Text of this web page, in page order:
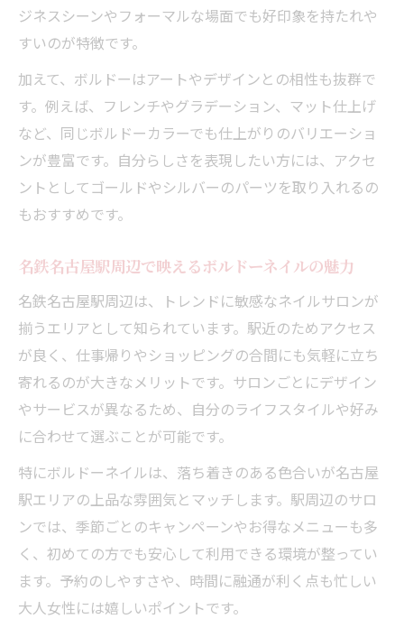
ル体験
ボルドーネイルで手元を美しく魅せるテク
ニック
サロンで相談したいボルドーネイルのデザ
イン例
自分に似合うボルドーネイルの見つけ方ポ
イント
サロン選びで押さえたい大人ならではのボルド
大人女性向けボルドーネイルのデザイン傾
向
サロンでチェックしたいボルドーネイルの
技術力
ボルドーネイルが得意なサロンの選び方ガ
イド
名鉄名古屋駅近くで見つかる上質ボルドー
ネイル
細やかなオプションが充実したサロンの選
び方
名鉄名古屋駅付近で叶える洗練されたボルドー
ネイル体験
ジネスシーンやフォーマルな場面でも好印象を持たれや
すいのが特徴です。
加えて、ボルドーはアートやデザインとの相性も抜群で
す。例えば、フレンチやグラデーション、マット仕上げ
など、同じボルドーカラーでも仕上がりのバリエーショ
ンが豊富です。自分らしさを表現したい方には、アクセ
ントとしてゴールドやシルバーのパーツを取り入れるの
もおすすめです。
名鉄名古屋駅周辺で映えるボルドーネイルの魅力
名鉄名古屋駅周辺は、トレンドに敏感なネイルサロンが
揃うエリアとして知られています。駅近のためアクセス
が良く、仕事帰りやショッピングの合間にも気軽に立ち
寄れるのが大きなメリットです。サロンごとにデザイン
やサービスが異なるため、自分のライフスタイルや好み
に合わせて選ぶことが可能です。
特にボルドーネイルは、落ち着きのある色合いが名古屋
駅エリアの上品な雰囲気とマッチします。駅周辺のサロ
ンでは、季節ごとのキャンペーンやお得なメニューも多
く、初めての方でも安心して利用できる環境が整ってい
ます。予約のしやすさや、時間に融通が利く点も忙しい
大人女性には嬉しいポイントです。